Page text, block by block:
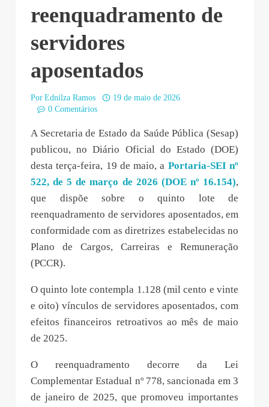
reenquadramento de
servidores
aposentados
Por Ednilza Ramos
19 de maio de 2026
0 Comentários
A Secretaria de Estado da Saúde Pública (Sesap)
publicou, no Diário Oficial do Estado (DOE)
desta terça-feira, 19 de maio, a Portaria-SEI nº
522, de 5 de março de 2026 (DOE nº 16.154),
que dispõe sobre o quinto lote de
reenquadramento de servidores aposentados, em
conformidade com as diretrizes estabelecidas no
Plano de Cargos, Carreiras e Remuneração
(PCCR).
O quinto lote contempla 1.128 (mil cento e vinte
e oito) vínculos de servidores aposentados, com
efeitos financeiros retroativos ao mês de maio
de 2025.
O reenquadramento decorre da Lei
Complementar Estadual nº 778, sancionada em 3
de janeiro de 2025, que promoveu importantes